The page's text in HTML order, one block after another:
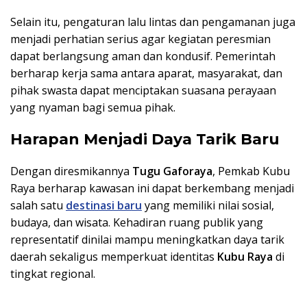
Selain itu, pengaturan lalu lintas dan pengamanan juga
menjadi perhatian serius agar kegiatan peresmian
dapat berlangsung aman dan kondusif. Pemerintah
berharap kerja sama antara aparat, masyarakat, dan
pihak swasta dapat menciptakan suasana perayaan
yang nyaman bagi semua pihak.
Harapan Menjadi Daya Tarik Baru
Dengan diresmikannya Tugu Gaforaya, Pemkab Kubu
Raya berharap kawasan ini dapat berkembang menjadi
salah satu destinasi baru yang memiliki nilai sosial,
budaya, dan wisata. Kehadiran ruang publik yang
representatif dinilai mampu meningkatkan daya tarik
daerah sekaligus memperkuat identitas Kubu Raya di
tingkat regional.